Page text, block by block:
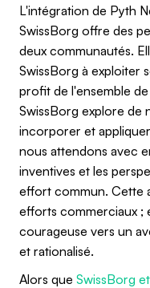
L'intégration de Pyth
SwissBorg offre des
deux communautés.
SwissBorg à exploiter
profit de l'ensemble
SwissBorg explore de
incorporer et
nous attendons avec
inventives et les
effort commun. Cette
efforts commerciaux ;
courageuse vers un
et rationalisé.
Alors que SwissBorg